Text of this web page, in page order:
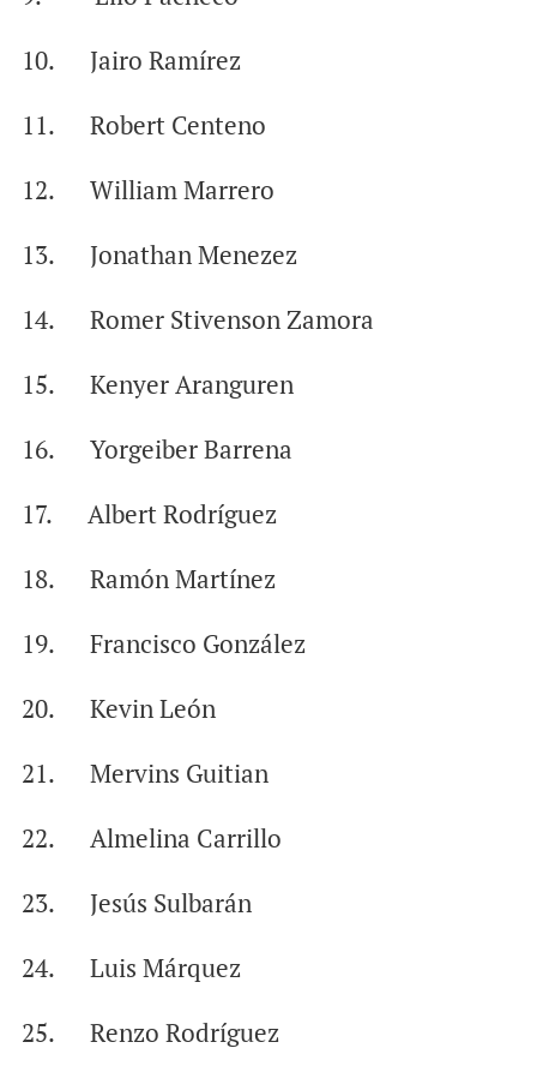
10. Jairo Ramírez
11. Robert Centeno
12. William Marrero
13. Jonathan Menezez
14. Romer Stivenson Zamora
15. Kenyer Aranguren
16. Yorgeiber Barrena
17. Albert Rodríguez
18. Ramón Martínez
19. Francisco González
20. Kevin León
21. Mervins Guitian
22. Almelina Carrillo
23. Jesús Sulbarán
24. Luis Márquez
25. Renzo Rodríguez